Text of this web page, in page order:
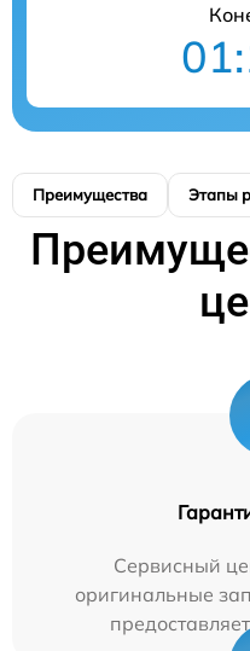
Преимущества Этапы
Сервисный
оригинальные